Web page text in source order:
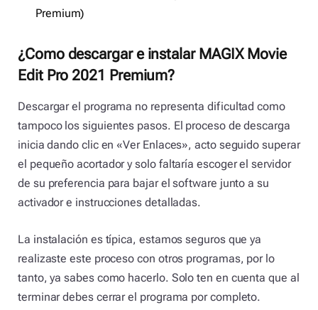
Premium)
¿Como descargar e instalar MAGIX Movie
Edit Pro 2021 Premium?
Descargar el programa no representa dificultad como
tampoco los siguientes pasos. El proceso de descarga
inicia dando clic en «Ver Enlaces», acto seguido superar
el pequeño acortador y solo faltaría escoger el servidor
de su preferencia para bajar el software junto a su
activador e instrucciones detalladas.
La instalación es típica, estamos seguros que ya
realizaste este proceso con otros programas, por lo
tanto, ya sabes como hacerlo. Solo ten en cuenta que al
terminar debes cerrar el programa por completo.